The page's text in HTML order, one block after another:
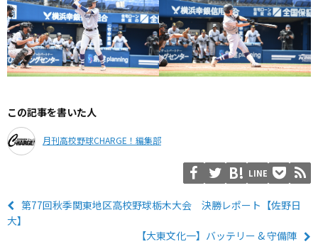
この記事を書いた人
月刊高校野球CHARGE！編集部
LINE
第77回秋季関東地区高校野球栃木大会 決勝レポート【佐野日
大】
【大東文化一】バッテリー & 守備陣